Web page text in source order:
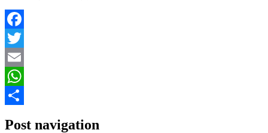
Facebook
Twitter
Email
WhatsApp
Post navigation